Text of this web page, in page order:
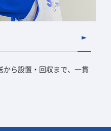
から設置・回収まで、一貫